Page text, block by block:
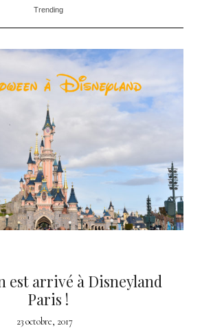
Trending
est arrivé à Disneyland
Paris !
23 octobre, 2017